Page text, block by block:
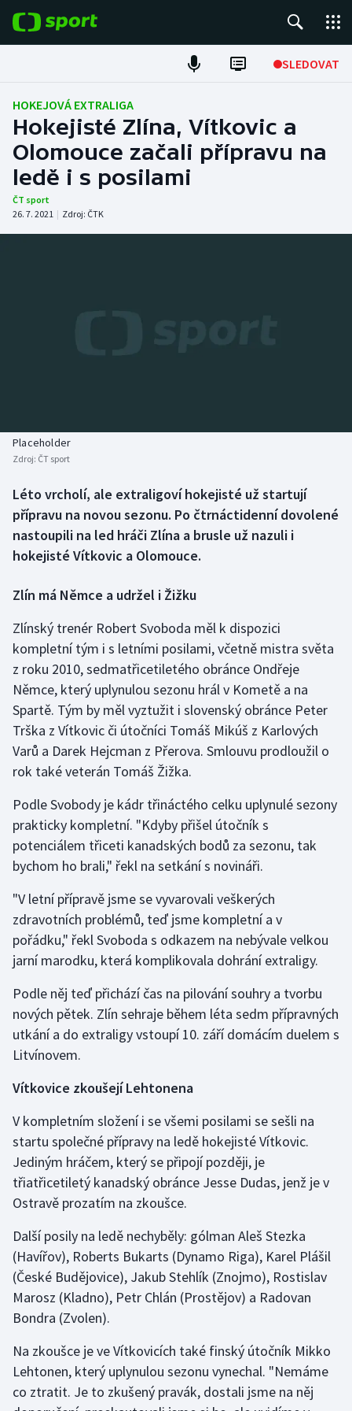
SLEDOVAT
Fotbal
Hokej
Tenis
Atletika
Biatlon
Box
Curling
Dostihy
Florbal
Futsal
Golf
Gymnastika
Házená
Jezdectví
Judo
Krasobruslení
Lezení
Lyže a snowboard
Moderní pětiboj
Motorsport
Olympijské hry
Parasport
Plavání
Plážový volejbal
Ragby
Rychlobruslení
Rychlostní kanoistika
Short track
Sportovní střelba
Aplikace ČT sport
HOKEJOVÁ EXTRALIGA
Hokejisté Zlína, Vítkovic a
Olomouce začali přípravu na
ledě i s posilami
ČT sport
26. 7. 2021 | Zdroj: ČTK
Placeholder
Zdroj: ČT sport
Léto vrcholí, ale extraligoví hokejisté už startují
přípravu na novou sezonu. Po čtrnáctidenní dovolené
nastoupili na led hráči Zlína a brusle už nazuli i
hokejisté Vítkovic a Olomouce.
Zlín má Němce a udržel i Žižku
Zlínský trenér Robert Svoboda měl k dispozici
kompletní tým i s letními posilami, včetně mistra světa
z roku 2010, sedmatřicetiletého obránce Ondřeje
Němce, který uplynulou sezonu hrál v Kometě a na
Spartě. Tým by měl vyztužit i slovenský obránce Peter
Trška z Vítkovic či útočníci Tomáš Mikúš z Karlových
Varů a Darek Hejcman z Přerova. Smlouvu prodloužil o
rok také veterán Tomáš Žižka.
Podle Svobody je kádr třináctého celku uplynulé sezony
prakticky kompletní. "Kdyby přišel útočník s
potenciálem třiceti kanadských bodů za sezonu, tak
bychom ho brali," řekl na setkání s novináři.
"V letní přípravě jsme se vyvarovali veškerých
zdravotních problémů, teď jsme kompletní a v
pořádku," řekl Svoboda s odkazem na nebývale velkou
jarní marodku, která komplikovala dohrání extraligy.
Podle něj teď přichází čas na pilování souhry a tvorbu
nových pětek. Zlín sehraje během léta sedm přípravných
utkání a do extraligy vstoupí 10. září domácím duelem s
Litvínovem.
Vítkovice zkoušejí Lehtonena
V kompletním složení i se všemi posilami se sešli na
startu společné přípravy na ledě hokejisté Vítkovic.
Jediným hráčem, který se připojí později, je
třiatřicetiletý kanadský obránce Jesse Dudas, jenž je v
Ostravě prozatím na zkoušce.
Další posily na ledě nechyběly: gólman Aleš Stezka
(Havířov), Roberts Bukarts (Dynamo Riga), Karel Plášil
(České Budějovice), Jakub Stehlík (Znojmo), Rostislav
Marosz (Kladno), Petr Chlán (Prostějov) a Radovan
Bondra (Zvolen).
Na zkoušce je ve Vítkovicích také finský útočník Mikko
Lehtonen, který uplynulou sezonu vynechal. "Nemáme
co ztratit. Je to zkušený pravák, dostali jsme na něj